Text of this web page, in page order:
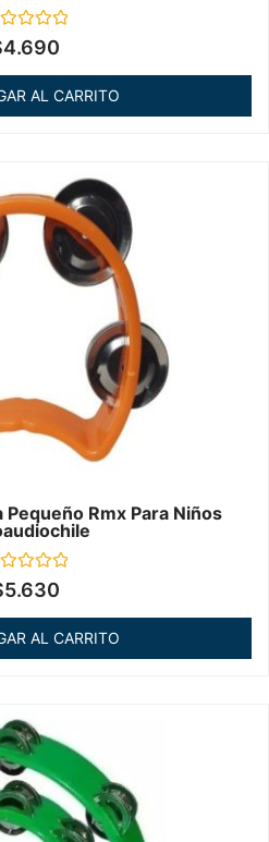
4.690
AL CARRITO
Rmx Para Niños
5.630
AL CARRITO